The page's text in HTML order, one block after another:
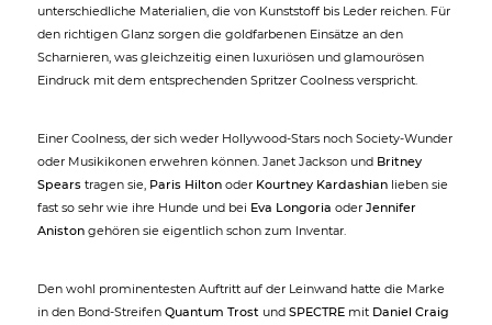
unterschiedliche Materialien, die von Kunststoff bis Leder reichen. Für
den richtigen Glanz sorgen die goldfarbenen Einsätze an den
Scharnieren, was gleichzeitig einen luxuriösen und glamourösen
Eindruck mit dem entsprechenden Spritzer Coolness verspricht.
Einer Coolness, der sich weder Hollywood-Stars noch Society-Wunder
oder Musikikonen erwehren können. Janet Jackson und Britney
Spears tragen sie, Paris Hilton oder Kourtney Kardashian lieben sie
fast so sehr wie ihre Hunde und bei Eva Longoria oder Jennifer
Aniston gehören sie eigentlich schon zum Inventar.
Den wohl prominentesten Auftritt auf der Leinwand hatte die Marke
in den Bond-Streifen Quantum Trost und SPECTRE mit Daniel Craig